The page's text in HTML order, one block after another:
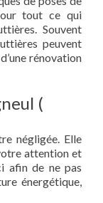
tout ce qui
Souvent
peuvent
rénovation
(
négligée. Elle
attention et
afin de ne pas
énergétique,